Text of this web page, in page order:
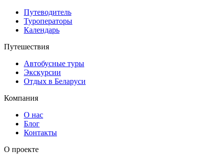
Путеводитель
Туроператоры
Календарь
Путешествия
Автобусные туры
Экскурсии
Отдых в Беларуси
Компания
О нас
Блог
Контакты
О проекте